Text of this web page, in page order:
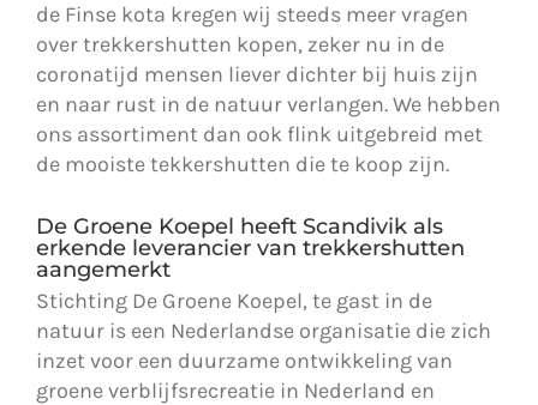
de Finse kota kregen wij steeds meer vragen
over trekkershutten kopen, zeker nu in de
coronatijd mensen liever dichter bij huis zijn
en naar rust in de natuur verlangen. We hebben
ons assortiment dan ook flink uitgebreid met
de mooiste tekkershutten die te koop zijn.
De Groene Koepel heeft Scandivik als
erkende leverancier van trekkershutten
aangemerkt
Stichting De Groene Koepel, te gast in de
natuur is een Nederlandse organisatie die zich
inzet voor een duurzame ontwikkeling van
groene verblijfsrecreatie in Nederland en